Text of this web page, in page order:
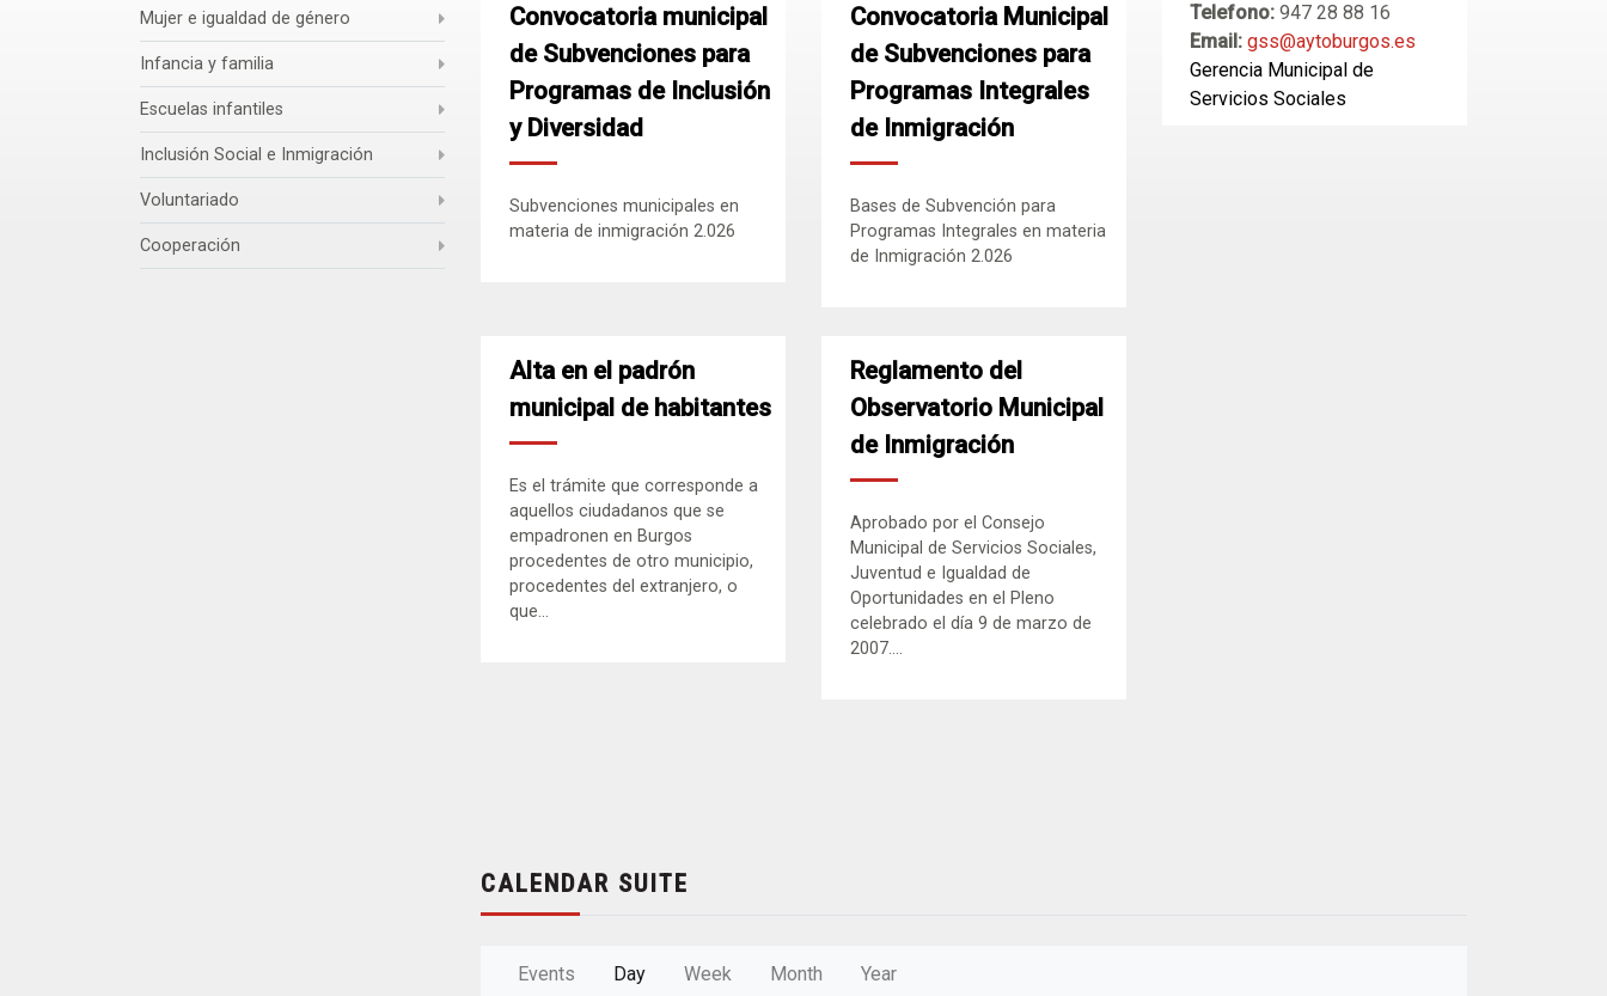
Mujer e igualdad de género
Infancia y familia
Escuelas infantiles
Inclusión Social e Inmigración
Voluntariado
Cooperación
Convocatoria municipal
de Subvenciones para
Programas de Inclusión
y Diversidad
Subvenciones municipales en
materia de inmigración 2.026
Convocatoria Municipal
de Subvenciones para
Programas Integrales
de Inmigración
Bases de Subvención para
Programas Integrales en materia
de Inmigración 2.026
Alta en el padrón
municipal de habitantes
Es el trámite que corresponde a
aquellos ciudadanos que se
empadronen en Burgos
procedentes de otro municipio,
procedentes del extranjero, o
que...
Reglamento del
Observatorio Municipal
de Inmigración
Aprobado por el Consejo
Municipal de Servicios Sociales,
Juventud e Igualdad de
Oportunidades en el Pleno
celebrado el día 9 de marzo de
2007....
Telefono: 947 28 88 16
Email: gss@aytoburgos.es
Gerencia Municipal de
Servicios Sociales
CALENDAR SUITE
Events Day Week Month Year